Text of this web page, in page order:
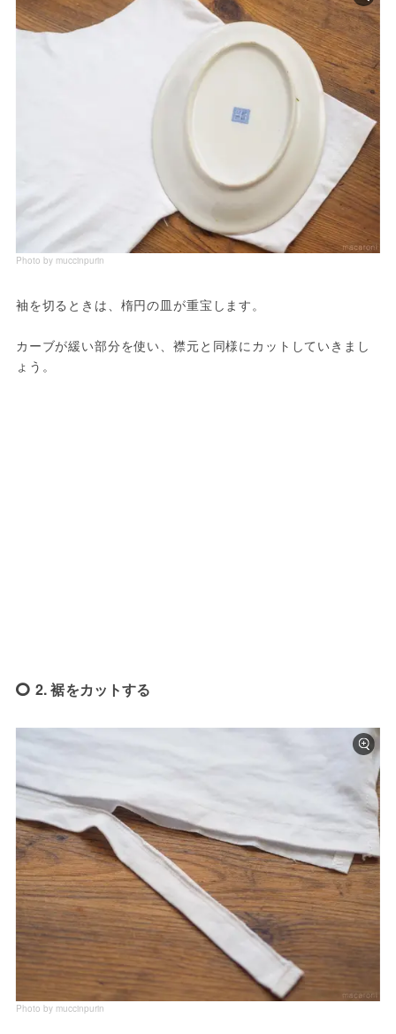
Photo by muccinpurin
袖を切るときは、楕円の皿が重宝します。
カーブが緩い部分を使い、襟元と同様にカットしていきまし
ょう。
2. 裾をカットする
Photo by muccinpurin